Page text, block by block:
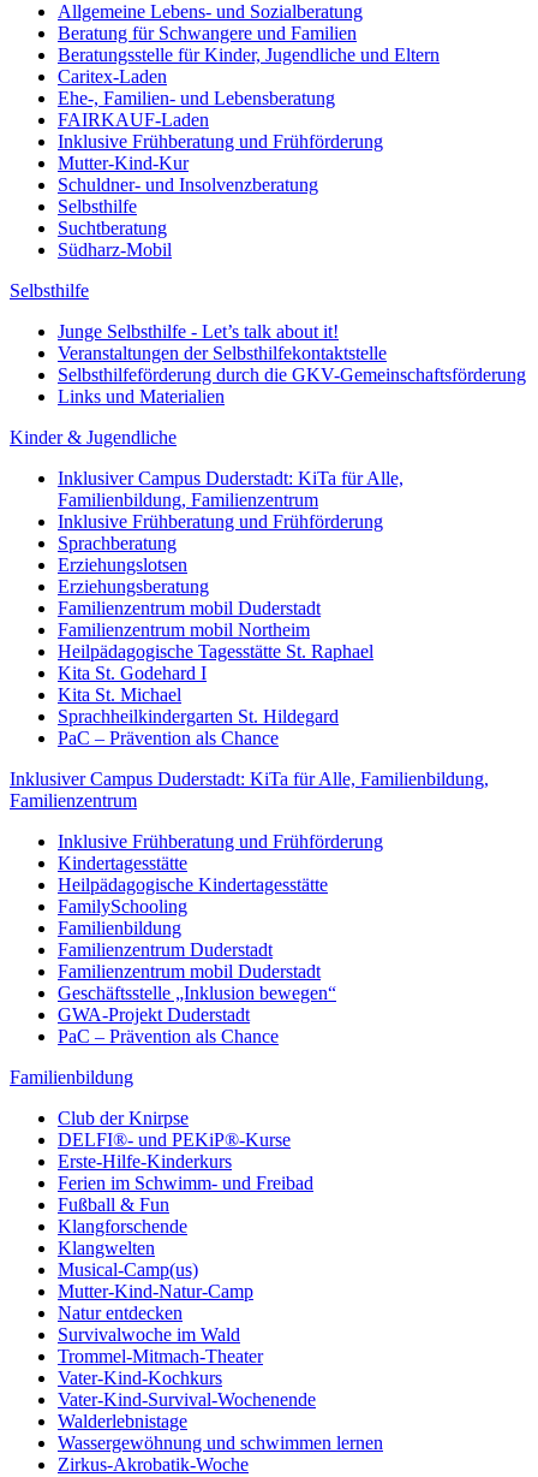
Allgemeine Lebens- und Sozialberatung
Beratung für Schwangere und Familien
Beratungsstelle für Kinder, Jugendliche und Eltern
Caritex-Laden
Ehe-, Familien- und Lebensberatung
FAIRKAUF-Laden
Inklusive Frühberatung und Frühförderung
Mutter-Kind-Kur
Schuldner- und Insolvenzberatung
Selbsthilfe
Suchtberatung
Südharz-Mobil
Selbsthilfe
Junge Selbsthilfe - Let’s talk about it!
Veranstaltungen der Selbsthilfekontaktstelle
Selbsthilfeförderung durch die GKV-Gemeinschaftsförderung
Links und Materialien
Kinder & Jugendliche
Inklusiver Campus Duderstadt: KiTa für Alle,
Familienbildung, Familienzentrum
Inklusive Frühberatung und Frühförderung
Sprachberatung
Erziehungslotsen
Erziehungsberatung
Familienzentrum mobil Duderstadt
Familienzentrum mobil Northeim
Heilpädagogische Tagesstätte St. Raphael
Kita St. Godehard I
Kita St. Michael
Sprachheilkindergarten St. Hildegard
PaC – Prävention als Chance
Inklusiver Campus Duderstadt: KiTa für Alle, Familienbildung,
Familienzentrum
Inklusive Frühberatung und Frühförderung
Kindertagesstätte
Heilpädagogische Kindertagesstätte
FamilySchooling
Familienbildung
Familienzentrum Duderstadt
Familienzentrum mobil Duderstadt
Geschäftsstelle „Inklusion bewegen“
GWA-Projekt Duderstadt
PaC – Prävention als Chance
Familienbildung
Club der Knirpse
DELFI®- und PEKiP®-Kurse
Erste-Hilfe-Kinderkurs
Ferien im Schwimm- und Freibad
Fußball & Fun
Klangforschende
Klangwelten
Musical-Camp(us)
Mutter-Kind-Natur-Camp
Natur entdecken
Survivalwoche im Wald
Trommel-Mitmach-Theater
Vater-Kind-Kochkurs
Vater-Kind-Survival-Wochenende
Walderlebnistage
Wassergewöhnung und schwimmen lernen
Zirkus-Akrobatik-Woche